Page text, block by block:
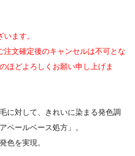
ます。
注文確定後のキャンセルは不可とな
ほどよろしくお願い申し上げま
に対して、きれいに染まる発色調
ペールベース処方」。
色を実現。